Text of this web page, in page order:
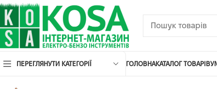
ПЕРЕГЛЯНУТИ КАТЕГОРІЇ ГОЛОВНАКАТАЛОГ ТОВАРІВ